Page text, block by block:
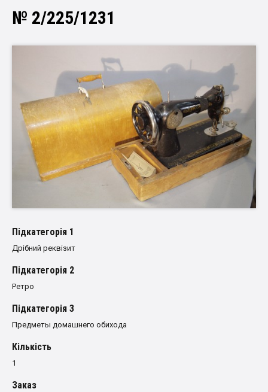
№ 2/225/1231
Пiдкатегорiя 1
Дрібний реквізит
Пiдкатегорiя 2
Ретро
Пiдкатегорiя 3
Предметы домашнего обихода
Кількість
1
Заказ